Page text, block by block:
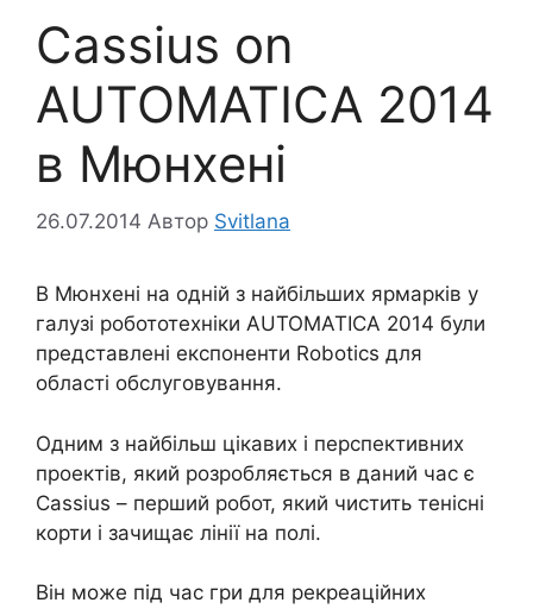
Cassius on
AUTOMATICA 2014
в Мюнхені
26.07.2014 Автор Svitlana
В Мюнхені на одній з найбільших ярмарків у
галузі робототехніки AUTOMATICA 2014 були
представлені експоненти Robotics для
області обслуговування.
Одним з найбільш цікавих і перспективних
проектів, який розробляється в даний час є
Cassius – перший робот, який чистить тенісні
корти і зачищає лінії на полі.
Він може під час гри для рекреаційних